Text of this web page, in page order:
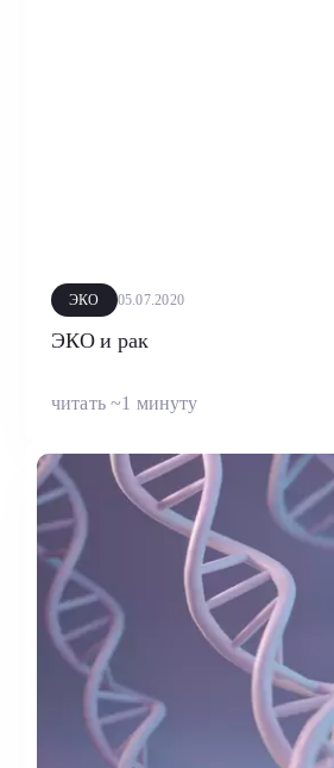
ЭКО 05.07.2020
ЭКО и рак
читать ~1 минуту